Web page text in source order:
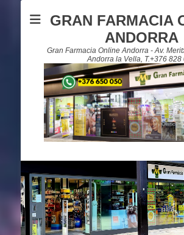
GRAN FARMACIA
ANDORRA
Gran Farmacia Online Andorra - Av.
Andorra la Vella, T.+376 828